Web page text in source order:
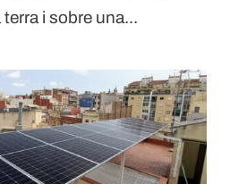
i sobre una...